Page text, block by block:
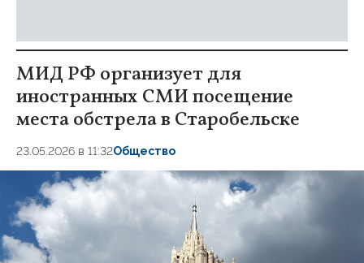
МИД РФ организует для
иностранных СМИ посещение
места обстрела в Старобельске
23.05.2026 в 11:32Общество